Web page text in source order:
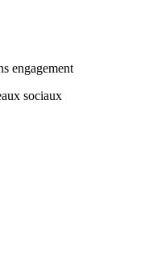
engagement
sociaux